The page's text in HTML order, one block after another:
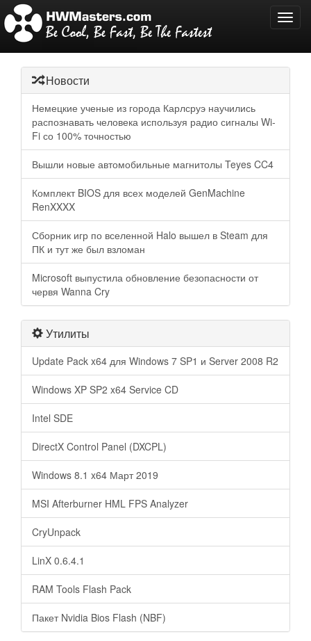
Новости
Немецкие ученые из города Карлсруэ научились
распознавать человека используя радио сигналы Wi-
Fi со 100% точностью
Вышли новые автомобильные магнитолы Teyes CC4
Комплект BIOS для всех моделей GenMachine
RenXXXX
Сборник игр по вселенной Halo вышел в Steam для
ПК и тут же был взломан
Microsoft выпустила обновление безопасности от
червя Wanna Cry
Утилиты
Update Pack x64 для Windows 7 SP1 и Server 2008 R2
Windows XP SP2 x64 Service CD
Intel SDE
DirectX Control Panel (DXCPL)
Windows 8.1 x64 Март 2019
MSI Afterburner HML FPS Analyzer
CryUnpack
LinX 0.6.4.1
RAM Tools Flash Pack
Пакет Nvidia Bios Flash (NBF)